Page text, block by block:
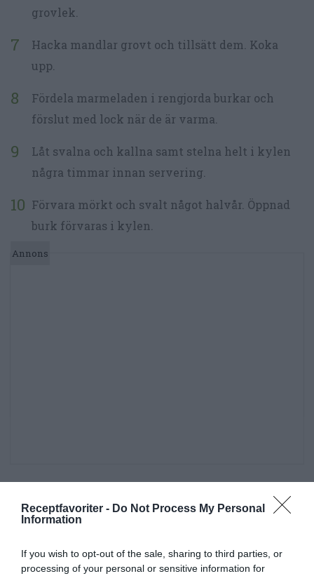
Receptfavoriter - Do Not Process My Personal
Information
If you wish to opt-out of the sale, sharing to third parties, or
processing of your personal or sensitive information for
grovlek.
Hacka mandlar grovt och tillsätt dem. Koka
upp.
Fördela marmeladen i rengjorda burkar och
förslut med lock när de är varma.
Låt svalna och kallna samt stelna helt i kylen
några timmar innan servering.
Förvara mörkt och svalt något halvår. Öppnad
burk förvaras i kylen.
Kanel
Äpplen Vanilj Vardag
Frukost